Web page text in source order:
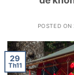
POSTED ON
29
Th11